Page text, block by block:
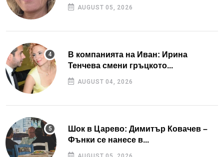
AUGUST 05, 2026
В компанията на Иван: Ирина
Тенчева смени гръцкото...
AUGUST 04, 2026
Шок в Царево: Димитър Ковачев –
Фънки се нанесе в...